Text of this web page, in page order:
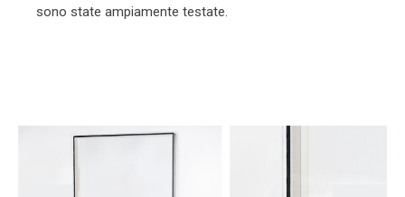
sono state ampiamente testate.